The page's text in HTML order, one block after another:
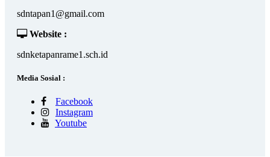
sdntapan1@gmail.com
Website :
sdnketapanrame1.sch.id
Media Sosial :
Facebook
Instagram
Youtube